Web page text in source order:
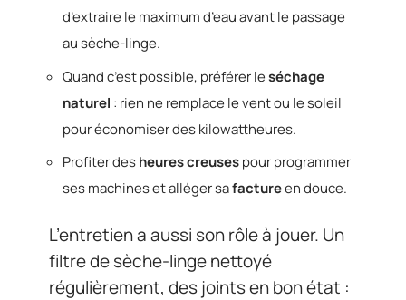
d’extraire le maximum d’eau avant le passage
au sèche-linge.
Quand c’est possible, préférer leséchage
naturel : rien ne remplace le vent ou le soleil
pour économiser des kilowattheures.
Profiter desheures creusespour programmer
ses machines et alléger safactureen douce.
L’entretien a aussi son rôle à jouer. Un
filtre de sèche-linge nettoyé
régulièrement, des joints en bon état :